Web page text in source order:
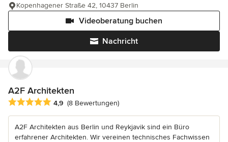
Nachricht
Videoberatung buchen
Kopenhagener Straße 42, 10437 Berlin
A2F Architekten
Durchschnittliche Bewertung: 4.9 von 5 Sternen
4,9 (8 Bewertungen)
A2F Architekten aus Berlin und Reykjavik sind ein Büro
erfahrener Architekten. Wir vereinen technisches Fachwissen